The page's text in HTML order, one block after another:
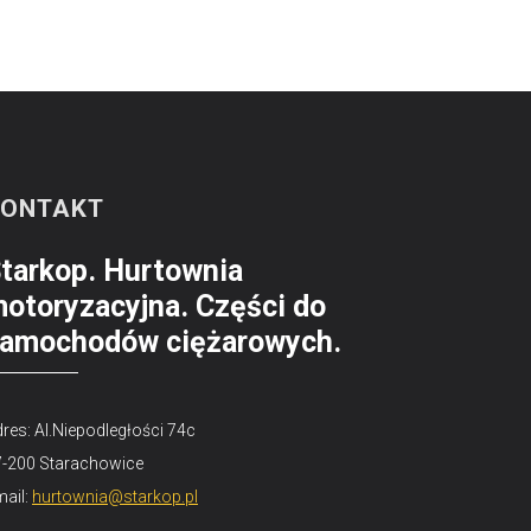
Hurtownia
Części do
ciężarowych.
Al.Niepodległości 74c
200 Starachowice
hurtownia@starkop.pl